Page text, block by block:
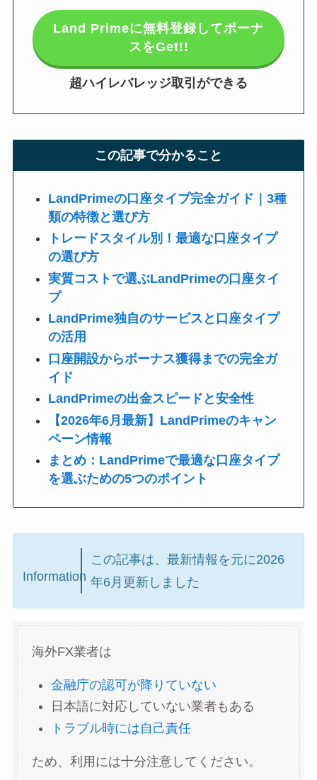
Land Primeに無料登録してボーナ
スをGet!!
超ハイレバレッジ取引ができる
この記事で分かること
LandPrimeの口座タイプ完全ガイド｜3種
類の特徴と選び方
トレードスタイル別！最適な口座タイプ
の選び方
実質コストで選ぶLandPrimeの口座タイ
プ
LandPrime独自のサービスと口座タイプ
の活用
口座開設からボーナス獲得までの完全ガ
イド
LandPrimeの出金スピードと安全性
【2026年6月最新】LandPrimeのキャン
ペーン情報
まとめ：LandPrimeで最適な口座タイプ
を選ぶための5つのポイント
Information
この記事は、最新情報を元に2026
年6月更新しました
海外FX業者は
金融庁の認可が降りていない
日本語に対応していない業者もある
トラブル時には自己責任
ため、利用には十分注意してください。